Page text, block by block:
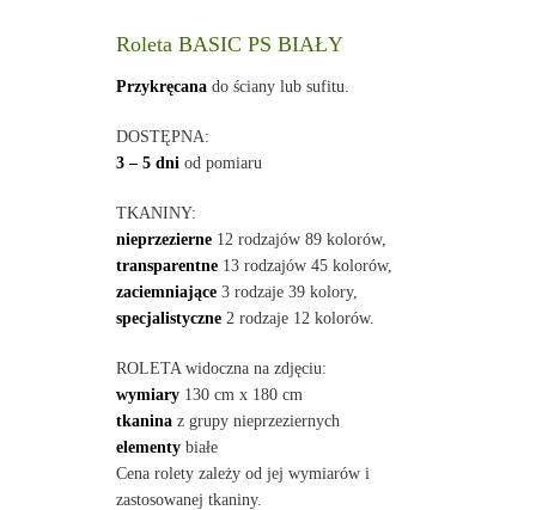
Roleta BASIC PS BIAŁY
Przykręcanado ściany lub sufitu.
DOSTĘPNA:
3 – 5 dni od pomiaru
TKANINY:
nieprzezierne12 rodzajów 89 kolorów,
transparentne13 rodzajów 45 kolorów,
zaciemniające3 rodzaje 39 kolory,
specjalistyczne2 rodzaje 12 kolorów.
ROLETA widoczna na zdjęciu:
wymiary130 cm x 180 cm
tkaninaz grupy nieprzeziernych
elementybiałe
Cena rolety zależy od jej wymiarów i
zastosowanej tkaniny.